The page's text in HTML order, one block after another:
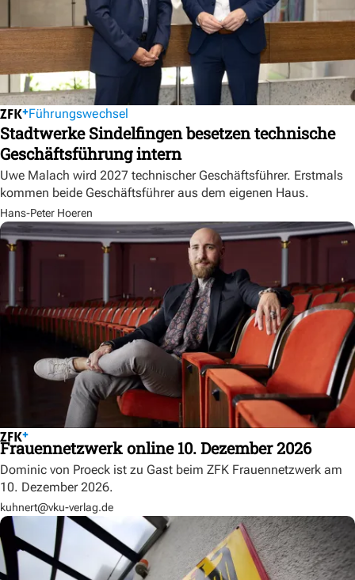
Führungswechsel
Stadtwerke Sindelfingen besetzen technische
Geschäftsführung intern
Uwe Malach wird 2027 technischer Geschäftsführer. Erstmals
kommen beide Geschäftsführer aus dem eigenen Haus.
Hans-Peter Hoeren
Frauennetzwerk online 10. Dezember 2026
Dominic von Proeck ist zu Gast beim ZFK Frauennetzwerk am
10. Dezember 2026.
kuhnert@vku-verlag.de